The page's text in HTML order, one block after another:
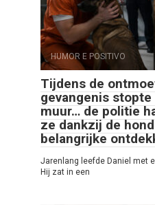
HUMOR E POSITIVO
Tijdens de
gevangenis
muur… de politie
ze dankzij de
belangrijke
Jarenlang leefde Daniel met
Hij zat in een